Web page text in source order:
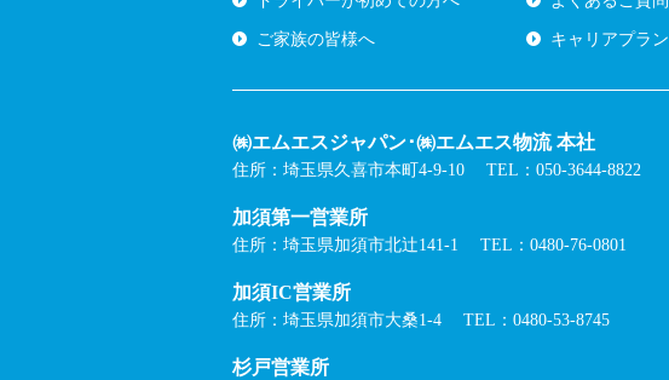
ご家族の皆様へ キャリアプラン
㈱エムエスジャパン･㈱エムエス物流 本社
住所：埼玉県久喜市本町4-9-10 TEL：050-3644-8822
加須第一営業所
住所：埼玉県加須市北辻141-1 TEL：0480-76-0801
加須IC営業所
住所：埼玉県加須市大桑1-4 TEL：0480-53-8745
杉戸営業所